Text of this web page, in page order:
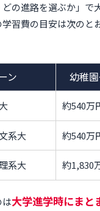
の進路を選ぶか」で
習費の目安は次のと
ン 幼稚
約540万
系大 約540万
系大 約1,830
大学進学時にまと